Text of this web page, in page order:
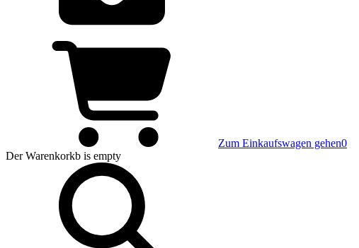
Zum Einkaufswagen gehen0
Der Warenkorkb is empty